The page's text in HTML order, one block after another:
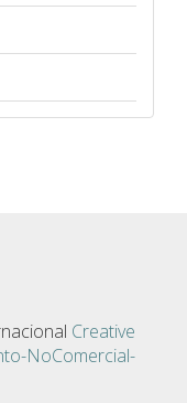
Creative